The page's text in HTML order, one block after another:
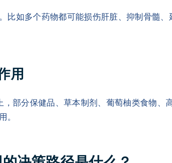
比如多个药物都可能损伤肝脏、抑制骨髓
用
，部分保健品、草本制剂、葡萄柚类食物
。